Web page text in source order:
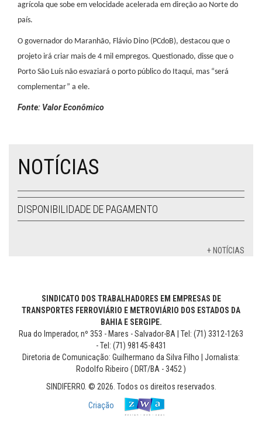
agrícola que sobe em velocidade acelerada em direção ao Norte do
país.
O governador do Maranhão, Flávio Dino (PCdoB), destacou que o
projeto irá criar mais de 4 mil empregos. Questionado, disse que o
Porto São Luís não esvaziará o porto público do Itaqui, mas “será
complementar” a ele.
Fonte: Valor Econômico
NOTÍCIAS
DISPONIBILIDADE DE PAGAMENTO
+ NOTÍCIAS
SINDICATO DOS TRABALHADORES EM EMPRESAS DE
TRANSPORTES FERROVIÁRIO E METROVIÁRIO DOS ESTADOS DA
BAHIA E SERGIPE.
Rua do Imperador, nº 353 - Mares - Salvador-BA | Tel: (71) 3312-1263
- Tel: (71) 98145-8431
Diretoria de Comunicação: Guilhermano da Silva Filho | Jornalista:
Rodolfo Ribeiro ( DRT/BA - 3452 )
SINDIFERRO. © 2026. Todos os direitos reservados.
Criação